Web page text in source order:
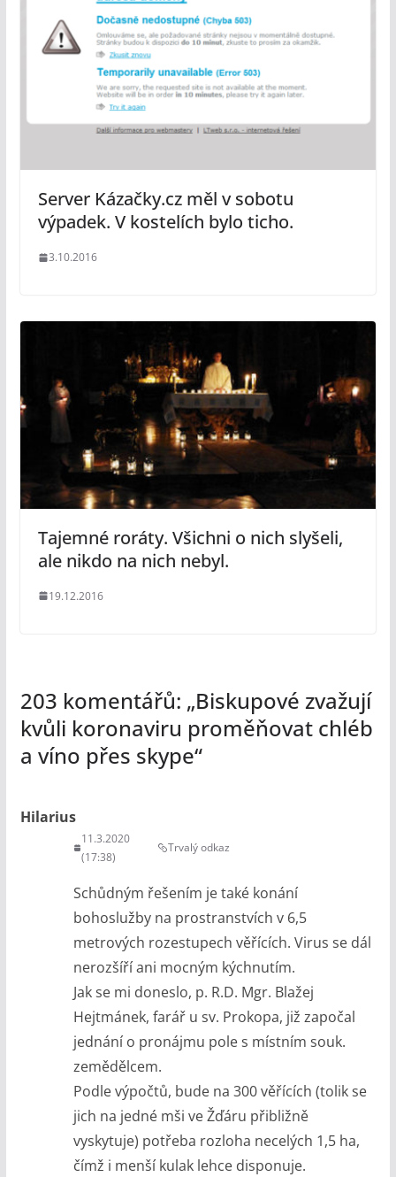
Server Kázačky.cz měl v sobotu
výpadek. V kostelích bylo ticho.
3.10.2016
Tajemné roráty. Všichni o nich slyšeli,
ale nikdo na nich nebyl.
19.12.2016
203 komentářů: „Biskupové zvažují
kvůli koronaviru proměňovat chléb
a víno přes skype“
Hilarius
11.3.2020
(17:38)
Trvalý odkaz
Schůdným řešením je také konání
bohoslužby na prostranstvích v 6,5
metrových rozestupech věřících. Virus se dál
nerozšíří ani mocným kýchnutím.
Jak se mi doneslo, p. R.D. Mgr. Blažej
Hejtmánek, farář u sv. Prokopa, již započal
jednání o pronájmu pole s místním souk.
zemědělcem.
Podle výpočtů, bude na 300 věřících (tolik se
jich na jedné mši ve Žďáru přibližně
vyskytuje) potřeba rozloha necelých 1,5 ha,
čímž i menší kulak lehce disponuje.